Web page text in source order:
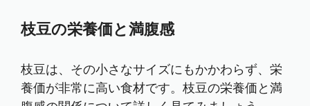
枝豆の栄養価と満腹感
枝豆は、その小さなサイズにもかかわらず、栄
養価が非常に高い食材です。枝豆の栄養価と満